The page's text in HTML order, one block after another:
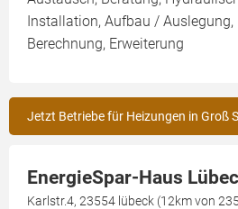
Installation, Aufbau /
Berechnung, Erweiterung
Jetzt Betriebe für Heizungen in Groß
EnergieSpar-Haus
Karlstr.4, 23554 lübeck (12km von